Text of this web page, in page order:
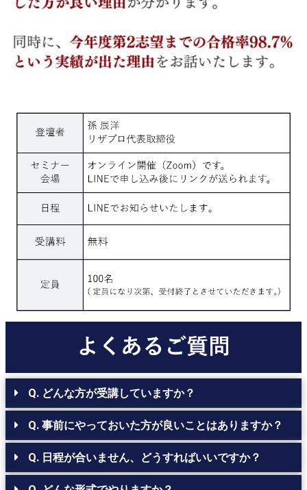
Q. どんな方が受講していますか？
Q. 事前にやっておいた方が良いことはありますか？
Q. 日程が合いません、どうすればいいですか？